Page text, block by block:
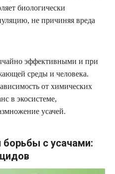
биологически
не причиняя вреда
эффективными и при
среды и человека.
от химических
в экосистеме,
усачей.
с усачами: